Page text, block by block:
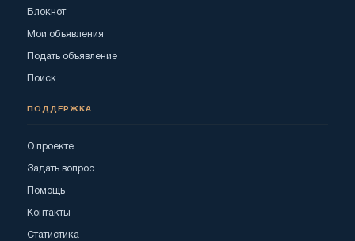
Блокнот
Мои объявления
Подать объявление
Поиск
ПОДДЕРЖКА
О проекте
Задать вопрос
Помощь
Контакты
Статистика